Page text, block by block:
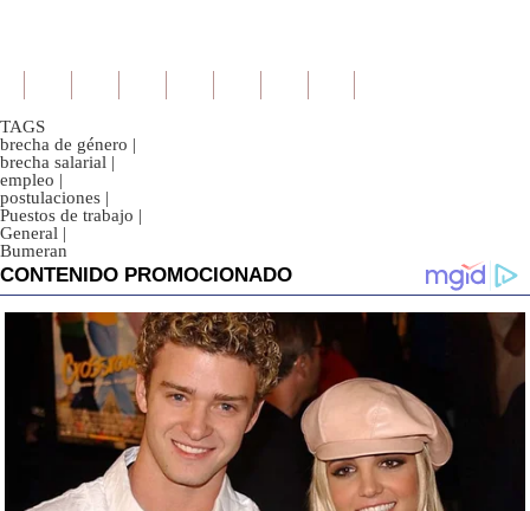
TAGS
brecha de género |
brecha salarial |
empleo |
postulaciones |
Puestos de trabajo |
General |
Bumeran